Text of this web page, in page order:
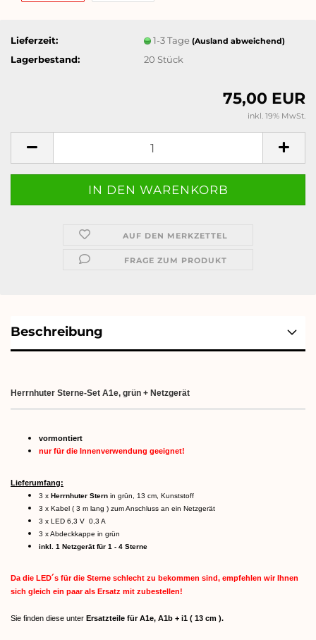
Lieferzeit: 1-3 Tage(Ausland abweichend)
Lagerbestand: 20Stück
75,00 EUR
inkl. 19% MwSt.
AUF DEN MERKZETTEL
FRAGE ZUM PRODUKT
Beschreibung
Herrnhuter Sterne-Set A1e, grün + Netzgerät
vormontiert
nur für die Innenverwendung geeignet!
Lieferumfang:
3 x Herrnhuter Stern in grün, 13 cm, Kunststoff
3 x Kabel ( 3 m lang ) zum Anschluss an ein Netzgerät
3 x LED 6,3 V 0,3 A
3 x Abdeckkappe in grün
inkl. 1 Netzgerät für 1 - 4 Sterne
Da die LED´s für die Sterne schlecht zu bekommen sind, empfehlen wir Ihnen
sich gleich ein paar als Ersatz mit zubestellen!
Sie finden diese unter Ersatzteile für A1e, A1b + i1 ( 13 cm ).